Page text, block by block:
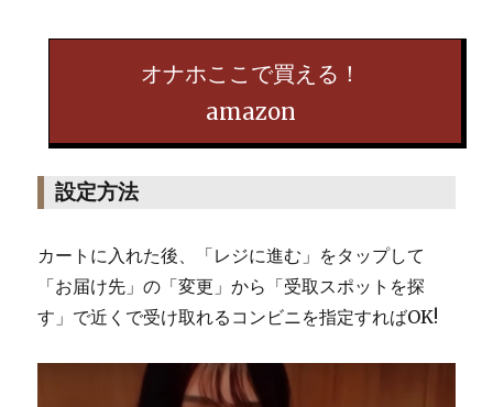
オナホここで買える！
amazon
設定方法
カートに入れた後、「レジに進む」をタップして
「お届け先」の「変更」から「受取スポットを探
す」で近くで受け取れるコンビニを指定すればOK!